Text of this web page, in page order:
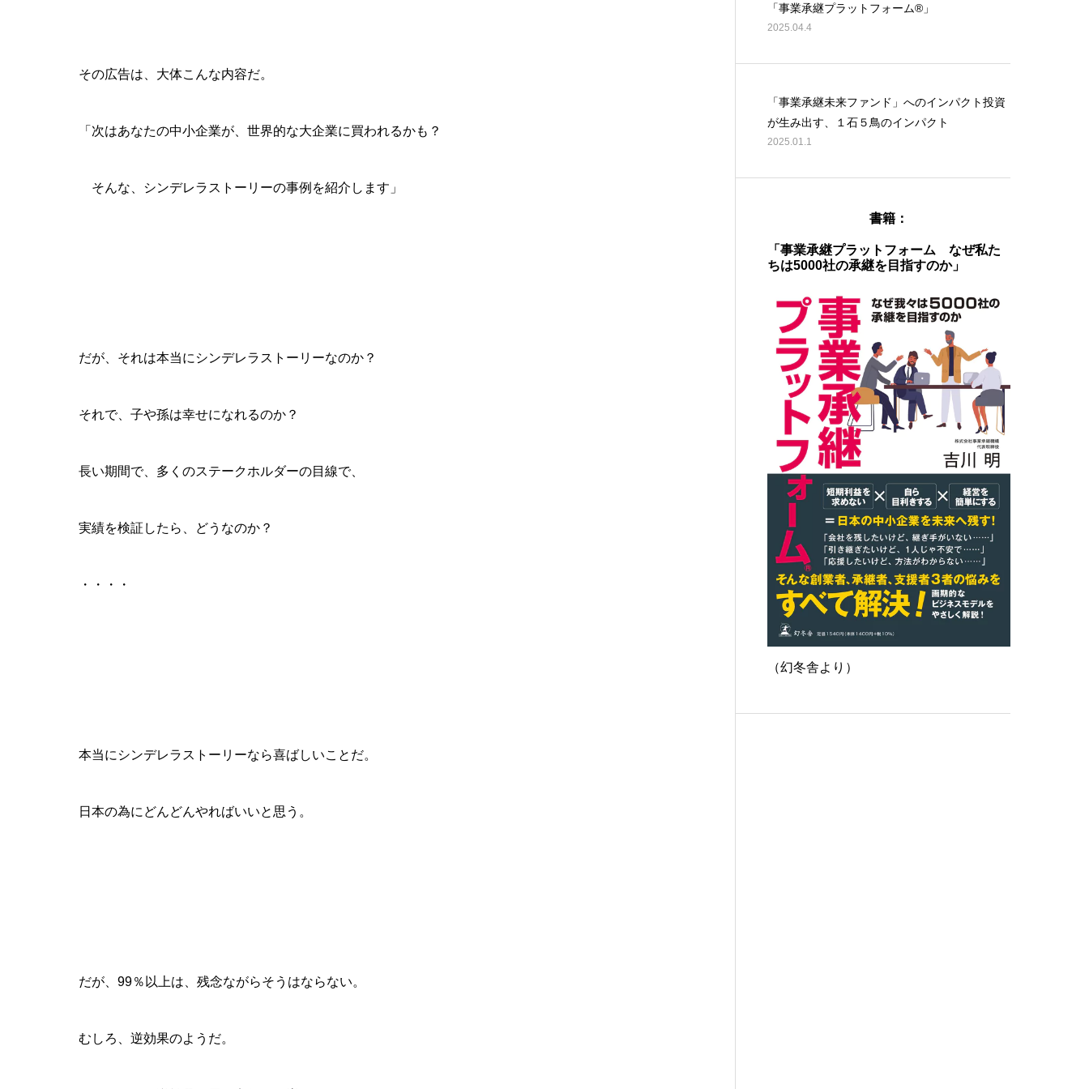
その広告は、大体こんな内容だ。
「次はあなたの中小企業が、世界的な大企業に買われるかも？
そんな、シンデレラストーリーの事例を紹介します」
だが、それは本当にシンデレラストーリーなのか？
それで、子や孫は幸せになれるのか？
長い期間で、多くのステークホルダーの目線で、
実績を検証したら、どうなのか？
・・・・
本当にシンデレラストーリーなら喜ばしいことだ。
日本の為にどんどんやればいいと思う。
だが、99％以上は、残念ながらそうはならない。
むしろ、逆効果のようだ。
「事業承継プラットフォーム®」
2025.04.4
「事業承継未来ファンド」へのインパクト投資
が生み出す、１石５鳥のインパクト
2025.01.1
書籍：
「事業承継プラットフォーム なぜ私た
ちは5000社の承継を目指すのか」
（幻冬舎より）